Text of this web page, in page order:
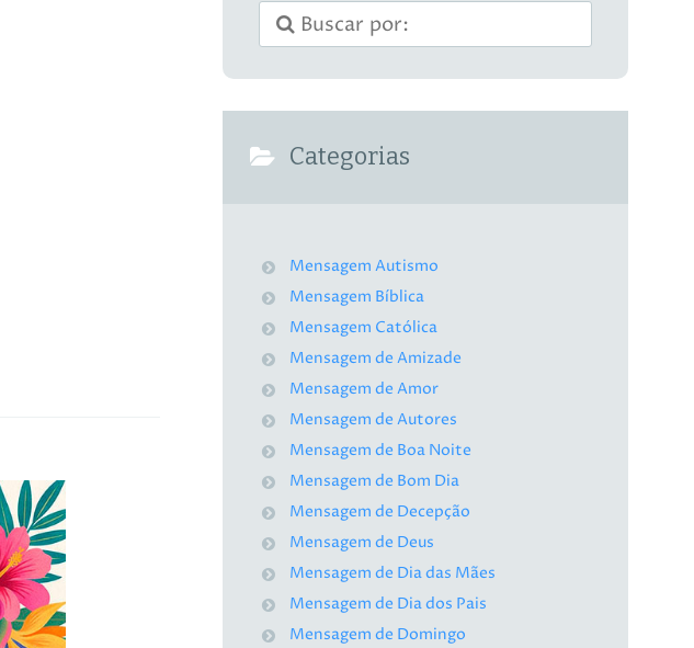
Categorias
Mensagem Autismo
Mensagem Bíblica
Mensagem Católica
Mensagem de Amizade
Mensagem de Amor
Mensagem de Autores
Mensagem de Boa Noite
Mensagem de Bom Dia
Mensagem de Decepção
Mensagem de Deus
Mensagem de Dia das Mães
Mensagem de Dia dos Pais
Mensagem de Domingo